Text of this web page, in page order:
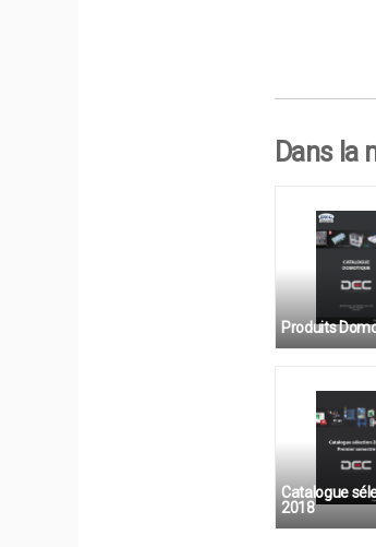
Dans la
Produits
Catalogue
2018